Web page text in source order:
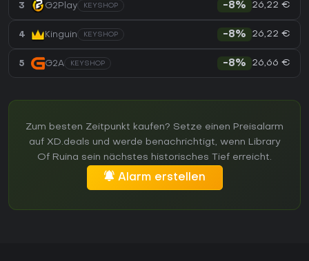
3 G2Play KEYSHOP -8% 26,22 €
4 Kinguin KEYSHOP -8% 26,22 €
5 G2A KEYSHOP -8% 26,66 €
Zum besten Zeitpunkt kaufen? Setze einen Preisalarm
auf XD.deals und werde benachrichtigt, wenn Library
Of Ruina sein nächstes historisches Tief erreicht.
Alarm erstellen